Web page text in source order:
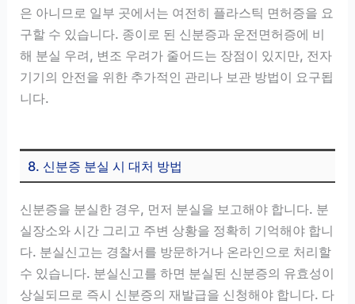
은 아니므로 일부 곳에서는 여전히 플라스틱 면허증을 요
구할 수 있습니다. 종이로 된 신분증과 운전면허증에 비
해 분실 우려, 변조 우려가 줄어드는 장점이 있지만, 전자
기기의 안전을 위한 추가적인 관리나 보관 방법이 요구됩
니다.
8. 신분증 분실 시 대처 방법
신분증을 분실한 경우, 먼저 분실을 보고해야 합니다. 분
실장소와 시간 그리고 주변 상황을 정확히 기억해야 합니
다. 분실신고는 경찰서를 방문하거나 온라인으로 처리할
수 있습니다. 분실신고를 하면 분실된 신분증의 유효성이
상실되므로 즉시 신분증의 재발급을 신청해야 합니다. 다